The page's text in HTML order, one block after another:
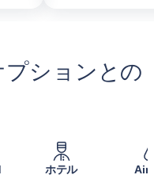
ションとの
ホテル